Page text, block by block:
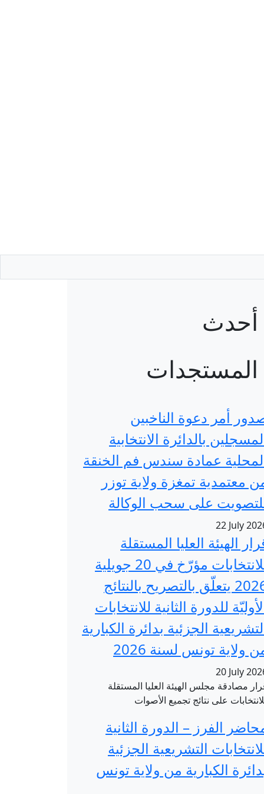
أحدث
المستجدات
أمر دعوة الناخبين
بالدائرة الانتخابية
عمادة سندس فم الخنقة
معتمدية تمغزة ولاية توزر
على سحب الوكالة
22 July
الهيئة العليا المستقلة
للانتخابات مؤرّخ في 20 جويلية
2026 يتعلّق بالتصريح بالنتائج
للدورة الثانية للانتخابات
الجزئية بدائرة الكبارية
ولاية تونس لسنة 2026
20 July
مصادقة مجلس الهيئة العليا المستقلة
على نتائج تجميع الأصوات
الفرز – الدورة الثانية
التشريعية الجزئية
الكبارية من ولاية تونس